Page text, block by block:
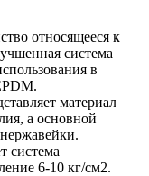
относящееся к
система
в
материал
а основной
система
6-10 кг/см2.